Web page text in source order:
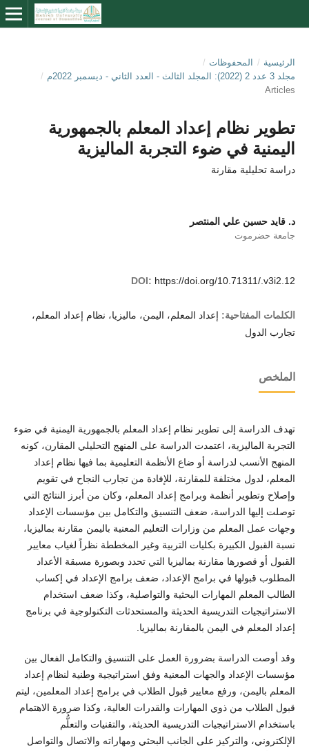
الرئيسية / المحفوظات /
مجلد 3 عدد 2 (2022): المجلد الثالث - العدد الثاني - ديسمبر 2022م
/
Articles
تطوير نظام إعداد المعلم بالجمهورية
اليمنية في ضوء التجربة الماليزية
دراسة تحليلية مقارنة
د. قايد حسين علي المنتصر
جامعة حضرموت
DOI: https://doi.org/10.71311/.v3i2.12
الكلمات المفتاحية: إعداد المعلم، اليمن، ماليزيا، نظام إعداد المعلم،
تجارب الدول
الملخص
تهدف الدراسة إلى تطوير نظام إعداد المعلم بالجمهورية اليمنية في ضوء
التجربة الماليزية، اعتمدت الدراسة على المنهج التحليلي المقارن، كونه
المنهج الأنسب لدراسة أو ضاع الأنظمة التعليمية بما فيها نظام إعداد
المعلم، لدول مختلفة للمقارنة، للإفادة من تجارب النجاح في تقويم
وإصلاح وتطوير أنظمة وبرامج إعداد المعلم، وكان من أبرز النتائج التي
توصلت إليها الدراسة، ضعف التنسيق والتكامل بين مؤسسات الإعداد
وجهات عمل المعلم من وزارات التعليم المعنية باليمن مقارنة بماليزيا،
نسبة القبول الكبيرة بكليات التربية وغير المخططة نظراً لغياب معايير
القبول أو قصورها مقارنة بماليزيا التي تحدد وبصورة مسبقة الأعداد
المطلوب قبولها في برامج الإعداد، ضعف برامج الإعداد في إكساب
الطالب المعلم المهارات البحثية والتواصلية، وكذا ضعف استخدام
الاستراتيجيات التدريسية الحديثة والمستحدثات التكنولوجية في برنامج
إعداد المعلم في اليمن بالمقارنة بماليزيا.
وقد أوصت الدراسة بضرورة العمل على التنسيق والتكامل الفعال بين
مؤسسات الإعداد والجهات المعنية وفق استراتيجية وطنية لنظام إعداد
المعلم باليمن، ورفع معايير قبول الطلاب في برامج إعداد المعلمين، ليتم
قبول الطلاب من ذوي المهارات والقدرات العالية، وكذا ضرورة الاهتمام
باستخدام الاستراتيجيات التدريسية الحديثة، والتقنيات والتعلُّم
الإلكتروني، والتركيز على الجانب البحثي ومهاراته والاتصال والتواصل